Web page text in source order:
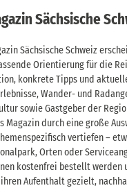
Sächsische
Sächsische Schweiz
Orientierung für die
konkrete Tipps und
Wander- und
sowie Gastgeber der
Magazin durch eine große
vertiefen –
Orten oder
kostenfrei bestellt werden
Aufenthalt gezielt,